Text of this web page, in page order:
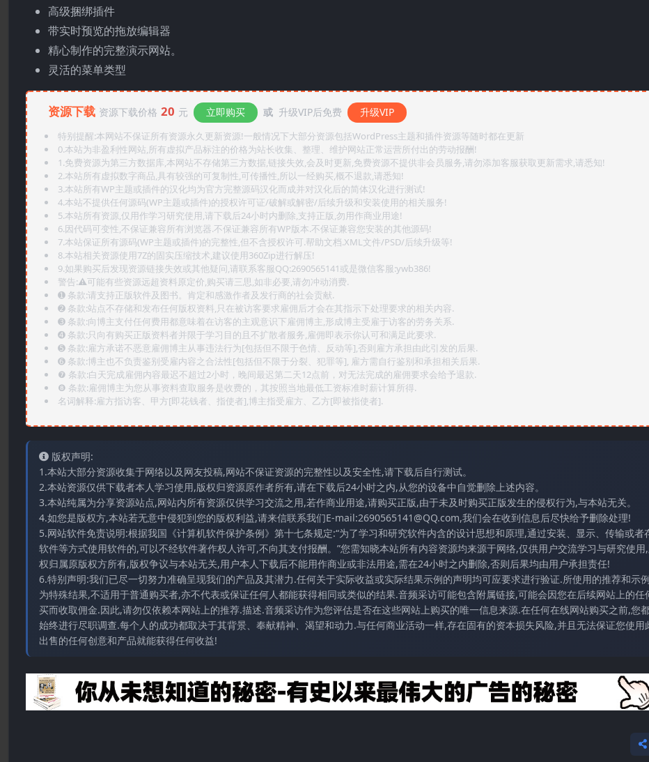
高级捆绑插件
带实时预览的拖放编辑器
精心制作的完整演示网站。
灵活的菜单类型
资源下载 资源下载价格 20 元 立即购买 或 升级VIP后免费 升级VIP
特别提醒:本网站不保证所有资源永久更新资源!一般情况下大部分资源包括WordPress主题和插件资源等随时都在更新
0.本站为非盈利性网站,所有虚拟产品标注的价格为站长收集、整理、维护网站正常运营所付出的劳动报酬!
1.免费资源为第三方数据库,本网站不存储第三方数据,链接失效,会及时更新,免费资源不提供非会员服务,请勿添加客服获取更新需求,请悉知!
2.本站所有虚拟数字商品,具有较强的可复制性,可传播性,所以一经购买,概不退款,请悉知!
3.本站所有WP主题或插件的汉化均为官方完整源码汉化而成并对汉化后的简体汉化进行测试!
4.本站不提供任何源码(WP主题或插件)的授权许可证/破解或解密/后续升级和安装使用的相关服务!
5.本站所有资源,仅用作学习研究使用,请下载后24小时内删除,支持正版,勿用作商业用途!
6.因代码可变性,不保证兼容所有浏览器.不保证兼容所有WP版本.不保证兼容您安装的其他源码!
7.本站保证所有源码(WP主题或插件)的完整性,但不含授权许可.帮助文档.XML文件/PSD/后续升级等!
8.本站相关资源使用7Z的固实压缩技术,建议使用360Zip进行解压!
9.如果购买后发现资源链接失效或其他疑问,请联系客服QQ:2690565141或是微信客服:ywb386!
警告:⚠️可能有些资源远超资料原定价,购买请三思,如非必要,请勿冲动消费.
➊️ 条款:请支持正版软件及图书。肯定和感激作者及发行商的社会贡献.
➋️ 条款:站点不存储和发布任何版权资料,只在被访客要求雇佣后才会在其指示下处理要求的相关内容.
➌️ 条款:向博主支付任何费用都意味着在访客的主观意识下雇佣博主,形成博主受雇于访客的劳务关系.
➍️ 条款:只向有购买正版资料者并限于学习目的且不扩散者服务,雇佣即表示你认可和满足此要求.
➎ 条款:雇方承诺不恶意雇佣博主从事违法行为[包括但不限于色情、反动等],否则雇方承担由此引发的后果.
➏️ 条款:博主也不负责鉴别受雇内容之合法性[包括但不限于分裂、犯罪等], 雇方需自行鉴别和承担相关后果.
❼ 条款:白天完成雇佣内容最迟不超过2小时，晚间最迟第二天12点前，对无法完成的雇佣要求会给予退款.
❽ 条款:雇佣博主为您从事资料查取服务是收费的，其按照当地最低工资标准时薪计算所得.
名词解释:雇方指访客、甲方[即花钱者、指使者],博主指受雇方、乙方[即被指使者].
版权声明:
1.本站大部分资源收集于网络以及网友投稿,网站不保证资源的完整性以及安全性,请下载后自行测试。
2.本站资源仅供下载者本人学习使用,版权归资源原作者所有,请在下载后24小时之内,从您的设备中自觉删除上述内容。
3.本站纯属为分享资源站点,网站内所有资源仅供学习交流之用,若作商业用途,请购买正版,由于未及时购买正版发生的侵权行为,与本站无关。
4.如您是版权方,本站若无意中侵犯到您的版权利益,请来信联系我们E-mail:2690565141@QQ.com,我们会在收到信息后尽快给予删除处理!
5.网站软件免责说明:根据我国《计算机软件保护条例》第十七条规定:“为了学习和研究软件内含的设计思想和原理,通过安装、显示、传输或者
软件等方式使用软件的,可以不经软件著作权人许可,不向其支付报酬。”您需知晓本站所有内容资源均来源于网络,仅供用户交流学习与研究使用
权归属原版权方所有,版权争议与本站无关,用户本人下载后不能用作商业或非法用途,需在24小时之内删除,否则后果均由用户承担责任!
6.特别声明:我们已尽一切努力准确呈现我们的产品及其潜力.任何关于实际收益或实际结果示例的声明均可应要求进行验证.所使用的推荐和示
为特殊结果,不适用于普通购买者,亦不代表或保证任何人都能获得相同或类似的结果.音频采访可能包含附属链接,可能会因您在后续网站上的任
买而收取佣金.因此,请勿仅依赖本网站上的推荐.描述.音频采访作为您评估是否在这些网站上购买的唯一信息来源.在任何在线网站购买之前,您
始终进行尽职调查.每个人的成功都取决于其背景、奉献精神、渴望和动力.与任何商业活动一样,存在固有的资本损失风险,并且无法保证您使用
出售的任何创意和产品就能获得任何收益!